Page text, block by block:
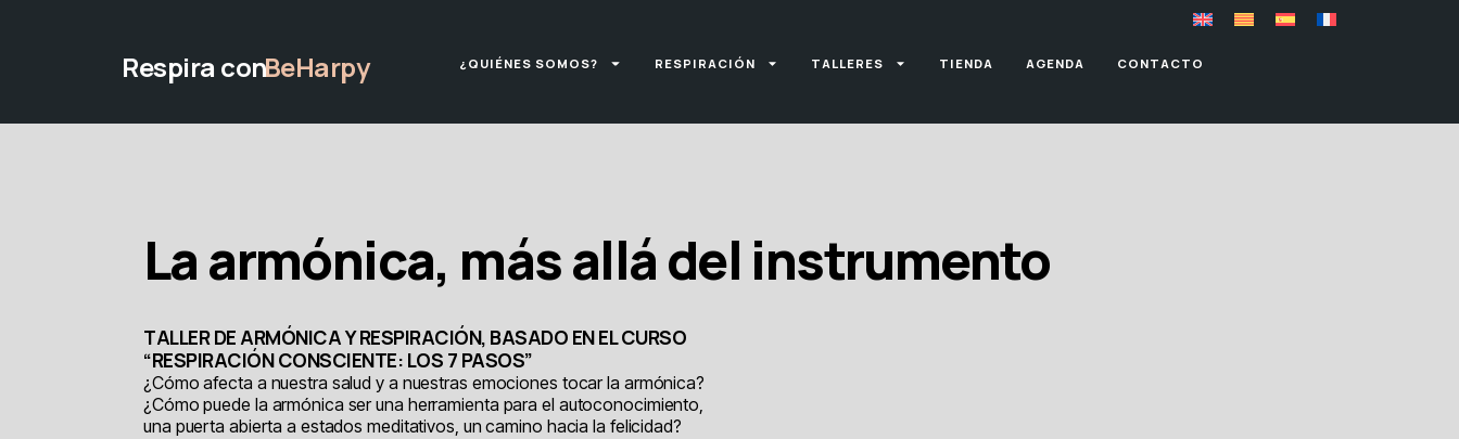
Respira conBeHarpy ¿QUIÉNES SOMOS? RESPIRACIÓN TALLERES TIENDA AGENDA CONTACTO
La armónica, más allá del instrumento
TALLER DE ARMÓNICA Y RESPIRACIÓN, BASADO EN EL CURSO
“RESPIRACIÓN CONSCIENTE: LOS 7 PASOS”
¿Cómo afecta a nuestra salud y a nuestras emociones tocar la armónica?
¿Cómo puede la armónica ser una herramienta para el autoconocimiento,
una puerta abierta a estados meditativos, un camino hacia la felicidad?